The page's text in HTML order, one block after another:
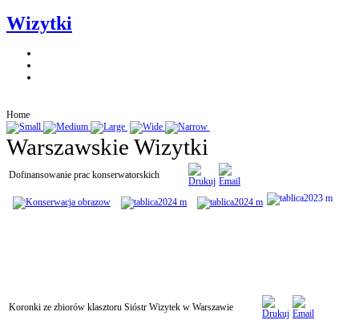
Wizytki
Home
Warszawskie Wizytki
Dofinansowanie prac konserwatorskich
Koronki ze zbiorów klasztoru Sióstr Wizytek w Warszawie